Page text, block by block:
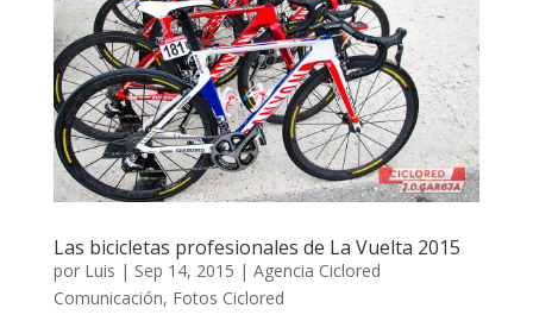
Las bicicletas profesionales de La Vuelta 2015
por Luis | Sep 14, 2015 | Agencia Ciclored
Comunicación, Fotos Ciclored